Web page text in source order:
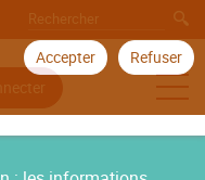
Accepter Refuser